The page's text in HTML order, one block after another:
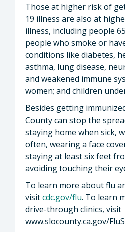
Those at higher risk of
19 illness are also at
illness, including people
people who smoke or
conditions like diabetes,
asthma, lung disease,
and weakened immune
women; and children
Besides getting
County can stop the
staying home when sick,
often, wearing a face
staying at least six feet
avoiding touching their
To learn more about flu
visitcdc.gov/flu. To learn
drive-through clinics, visit
www.slocounty.ca.gov/